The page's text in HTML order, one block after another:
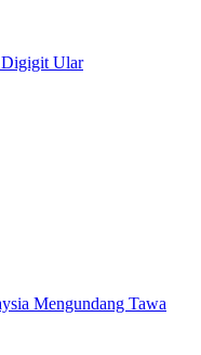
Digigit Ular
Mengundang Tawa